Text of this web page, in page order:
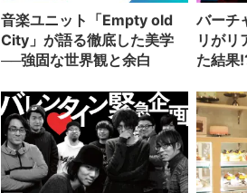
音楽ユニット「Empty old
City」が語る徹底した美学
──強固な世界観と余白
バーチ
リがリ
た結果